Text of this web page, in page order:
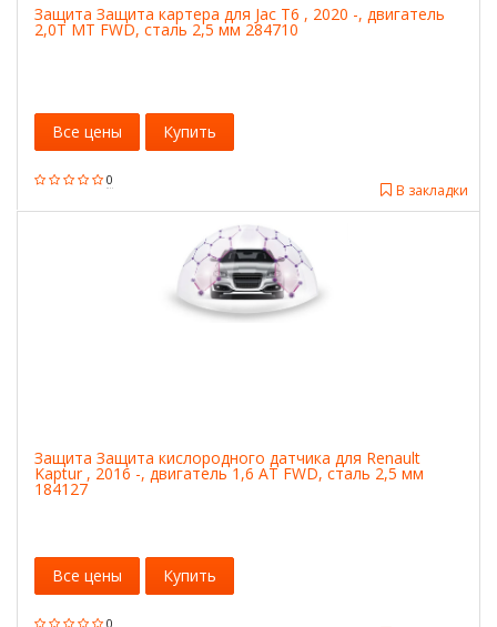
Защита Защита картера для Jac T6 , 2020 -, двигатель
2,0T MT FWD, сталь 2,5 мм 284710
0
В закладки
Все цены Купить
Защита Защита кислородного датчика для Renault
Kaptur , 2016 -, двигатель 1,6 АТ FWD, сталь 2,5 мм
184127
0
Все цены Купить